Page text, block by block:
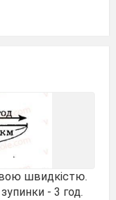
швидкістю.
- 3 год.